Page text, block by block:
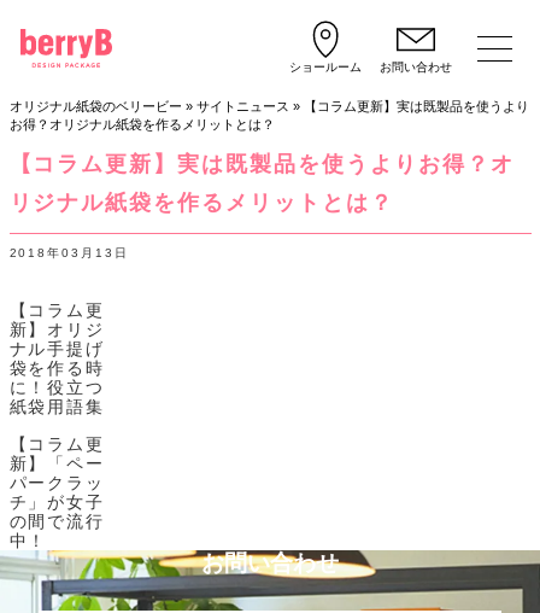
ショールーム お問い合わせ
オリジナル紙袋のベリービー » サイトニュース »
【コラム更新】実は既製品を使うより
お得？オリジナル紙袋を作るメリットとは？
【コラム更新】実は既製品を使うよりお得？オ
リジナル紙袋を作るメリットとは？
2018年03月13日
【コラム更
新】オリジ
ナル手提げ
袋を作る時
に！役立つ
紙袋用語集
【コラム更
新】「ペー
パークラッ
チ」が女子
の間で流行
中！
お問い合わせ